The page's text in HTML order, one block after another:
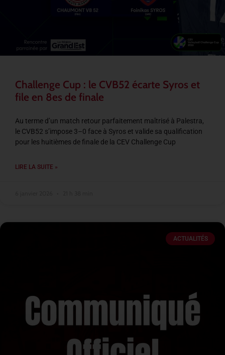
Challenge Cup : le CVB52 écarte Syros et
file en 8es de finale
Au terme d’un match retour parfaitement maîtrisé à Palestra,
le CVB52 s’impose 3–0 face à Syros et valide sa qualification
pour les huitièmes de finale de la CEV Challenge Cup
LIRE LA SUITE »
ACTUALITÉS